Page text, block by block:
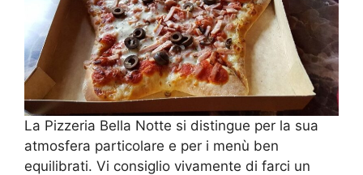
La Pizzeria Bella Notte si distingue per la sua
atmosfera particolare e per i menù ben
equilibrati. Vi consiglio vivamente di farci un